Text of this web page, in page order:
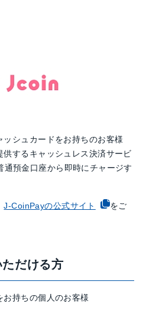
シュカードをお持ちのお客様
するキャッシュレス決済サービ
預金口座から即時にチャージす
J-CoinPayの公式サイト
をご
だける方
持ちの個人のお客様